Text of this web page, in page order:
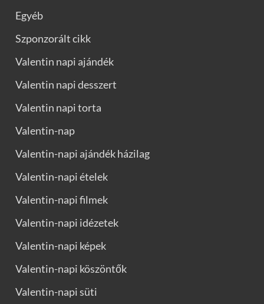
Egyéb
Szponzorált cikk
Valentin napi ajándék
Valentin napi desszert
Valentin napi torta
Valentin-nap
Valentin-napi ajándék házilag
Valentin-napi ételek
Valentin-napi filmek
Valentin-napi idézetek
Valentin-napi képek
Valentin-napi köszöntők
Valentin-napi süti